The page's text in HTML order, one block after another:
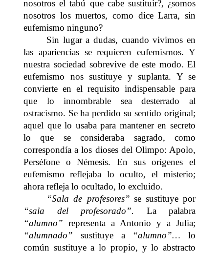
nosotros el tabú que cabe sustituir?, ¿somos
nosotros los muertos, como dice Larra, sin
eufemismo ninguno?
Sin lugar a dudas, cuando vivimos en
las apariencias se requieren eufemismos. Y
nuestra sociedad sobrevive de este modo. El
eufemismo nos sustituye y suplanta. Y se
convierte en el requisito indispensable para
que lo innombrable sea desterrado al
ostracismo. Se ha perdido su sentido original;
aquel que lo usaba para mantener en secreto
lo que se consideraba sagrado, como
correspondía a los dioses del Olimpo: Apolo,
Perséfone o Némesis. En sus orígenes el
eufemismo reflejaba lo oculto, el misterio;
ahora refleja lo ocultado, lo excluido.
“Sala de profesores” se sustituye por
“sala del profesorado”. La palabra
“alumno” representa a Antonio y a Julia;
“alumnado” sustituye a “alumno”… lo
común sustituye a lo propio, y lo abstracto